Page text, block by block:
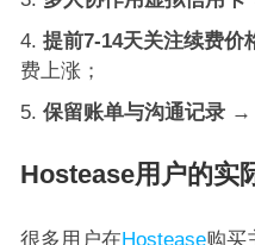
提前7-14天关注续费价
费上涨；
保留账单与沟通记录→
Hostease用户的实
很多用户在Hostease购买